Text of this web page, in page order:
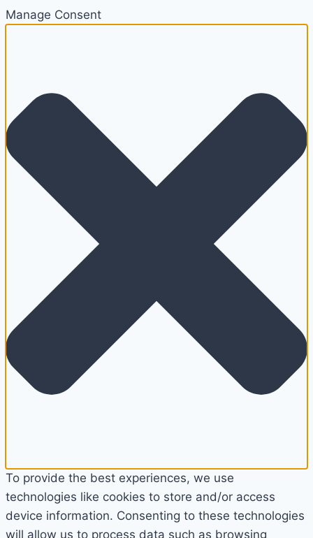
Manage Consent
To provide the best experiences, we use
technologies like cookies to store and/or access
device information. Consenting to these technologies
will allow us to process data such as browsing